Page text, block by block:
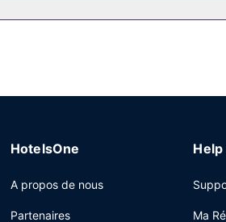
HotelsOne
A propos de nous
Partenaires Ma